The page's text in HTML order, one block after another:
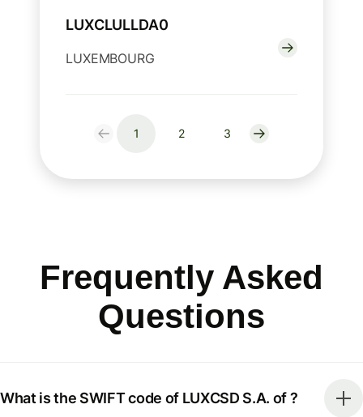
LUXCLULLDA0
LUXEMBOURG
1 2 3
Frequently Asked
Questions
What is the SWIFT code of LUXCSD S.A. of ?